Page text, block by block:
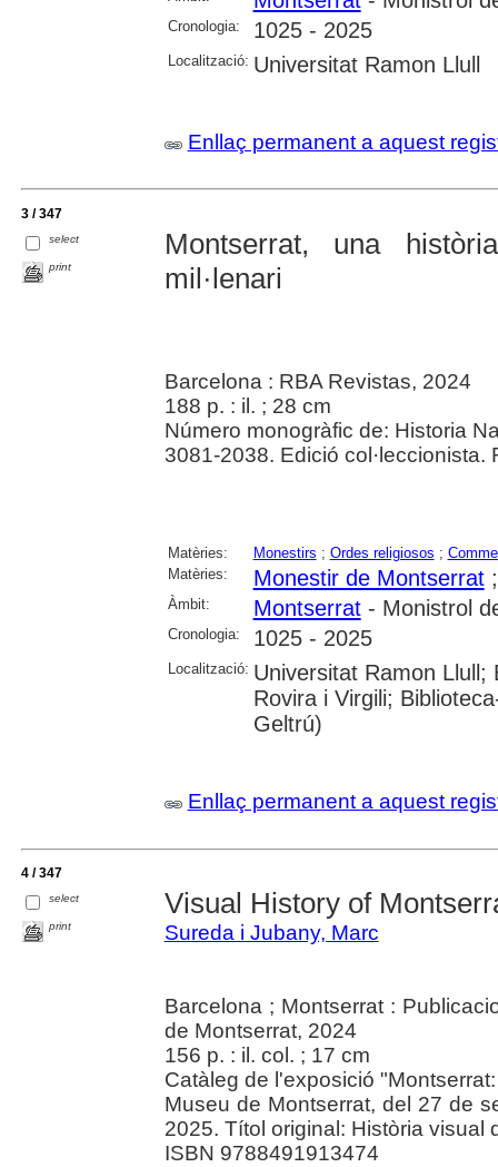
Cronologia: 1025 - 2025
Localització: Universitat Ramon Llull
Enllaç permanent a aquest
3 / 347
select
print
Montserrat, una
mil·lenari
Barcelona : RBA Revistas, 2024
188 p. : il. ; 28 cm
Número monogràfic de: Historia
3081-2038. Edició col·leccionista.
Matèries: Monestirs ; Ordes religiosos ;
Matèries:
Monestir de Montserrat
Àmbit: Montserrat- Monistrol
Cronologia: 1025 - 2025
Localització: Universitat Ramon
Rovira i Virgili;
Geltrú)
Enllaç permanent a aquest
4 / 347
select
print
Visual History of
Sureda i Jubany, Marc
Barcelona ; Montserrat :
de Montserrat, 2024
156 p. : il. col. ; 17 cm
Catàleg de l'exposició
Museu de Montserrat, del 27 de
2025. Títol original: Història visual
ISBN 9788491913474